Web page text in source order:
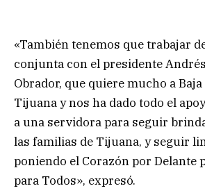
«También tenemos que trabajar
conjunta con el presidente
Obrador, que quiere mucho a
Tijuana y nos ha dado todo el
a una servidora para seguir
las familias de Tijuana, y seguir
poniendo el Corazón por Delante
para Todos», expresó.